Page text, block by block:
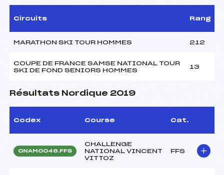
Circuits Rang
MARATHON SKI TOUR HOMMES 212
COUPE DE FRANCE SAMSE NATIONAL TOUR
SKI DE FOND SENIORS HOMMES
13
Résultats Nordique 2019
Codex Course Cat.
ONAM0046.FFS
CHALLENGE
NATIONAL VINCENT
VITTOZ
FFS